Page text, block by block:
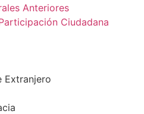
Anteriores
Ciudadana
Extranjero